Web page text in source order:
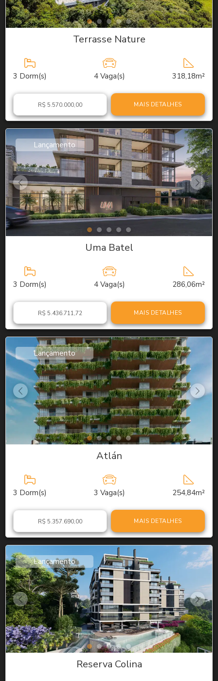
Terrasse Nature
3 Dorm(s) 4 Vaga(s) 318,18m²
R$ 5.570.000,00 MAIS DETALHES
Lançamento
Uma Batel
3 Dorm(s) 4 Vaga(s) 286,06m²
R$ 5.436.711,72 MAIS DETALHES
Lançamento
Atlán
3 Dorm(s) 3 Vaga(s) 254,84m²
R$ 5.357.690,00 MAIS DETALHES
Lançamento
Reserva Colina